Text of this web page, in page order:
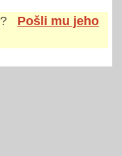
?
Pošli mu jeho